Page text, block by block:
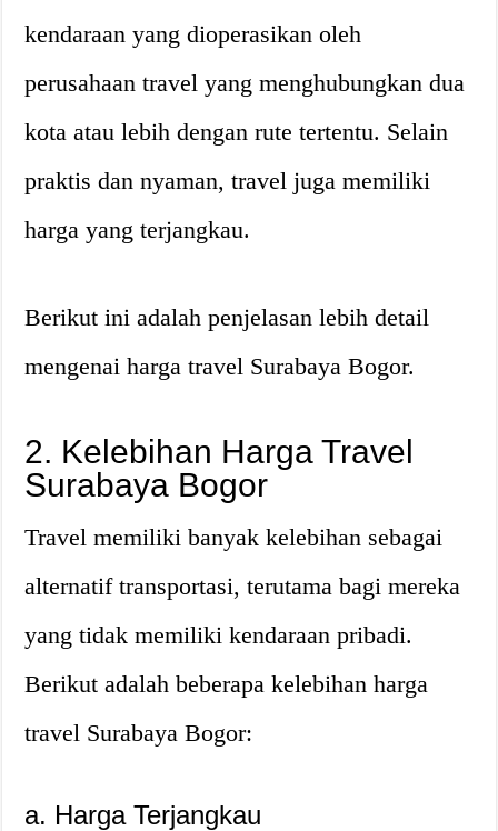
kendaraan yang dioperasikan oleh
perusahaan travel yang menghubungkan dua
kota atau lebih dengan rute tertentu. Selain
praktis dan nyaman, travel juga memiliki
harga yang terjangkau.
Berikut ini adalah penjelasan lebih detail
mengenai harga travel Surabaya Bogor.
2. Kelebihan Harga Travel
Surabaya Bogor
Travel memiliki banyak kelebihan sebagai
alternatif transportasi, terutama bagi mereka
yang tidak memiliki kendaraan pribadi.
Berikut adalah beberapa kelebihan harga
travel Surabaya Bogor:
a. Harga Terjangkau